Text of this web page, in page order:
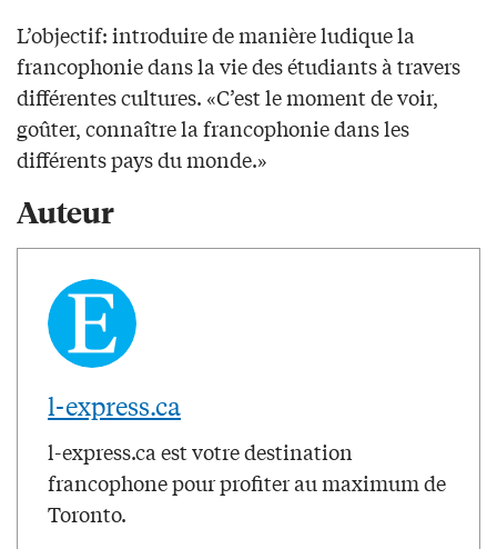
L’objectif: introduire de manière ludique la
francophonie dans la vie des étudiants à travers
différentes cultures. «C’est le moment de voir,
goûter, connaître la francophonie dans les
différents pays du monde.»
Auteur
l-express.ca
l-express.ca est votre destination
francophone pour profiter au maximum de
Toronto.